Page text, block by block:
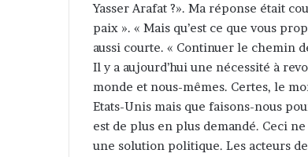
Yasser Arafat ?». Ma réponse était
paix ». « Mais qu’est ce que vous
aussi courte. « Continuer le chemin
Il y a aujourd’hui une nécessité à
monde et nous-mêmes. Certes, le
Etats-Unis mais que faisons-nous
est de plus en plus demandé. Ceci
une solution politique. Les acteurs